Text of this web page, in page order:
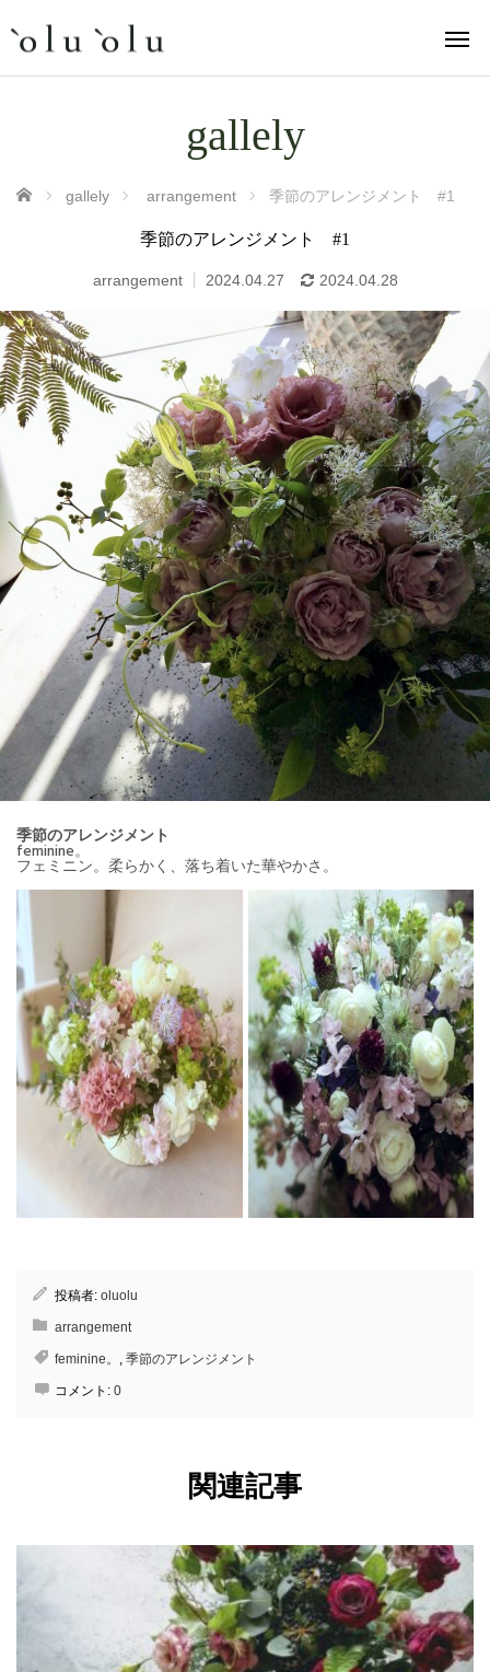
gallely
ホーム gallely arrangement 季節のアレンジメント #1
季節のアレンジメント #1
arrangement 2024.04.27 2024.04.28
季節のアレンジメント
feminine。
フェミニン。柔らかく、落ち着いた華やかさ。
投稿者: oluolu
arrangement
feminine。 , 季節のアレンジメント
コメント: 0
関連記事